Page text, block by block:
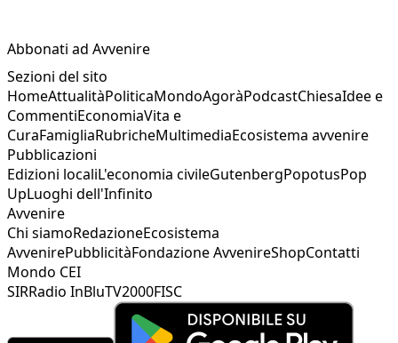
Abbonati ad Avvenire
Sezioni del sito
HomeAttualitàPoliticaMondoAgoràPodcastChiesaIdee e
CommentiEconomiaVita e
CuraFamigliaRubricheMultimediaEcosistema avvenire
Pubblicazioni
Edizioni localiL'economia civileGutenbergPopotusPop
UpLuoghi dell'Infinito
Avvenire
Chi siamoRedazioneEcosistema
AvvenirePubblicitàFondazione AvvenireShopContatti
Mondo CEI
SIRRadio InBluTV2000FISC